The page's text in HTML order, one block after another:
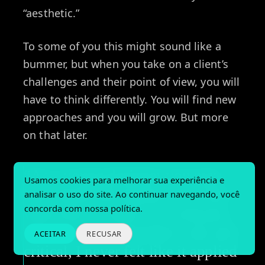
“aesthetic.”
To some of you this might sound like a
bummer, but when you take on a client’s
challenges and their point of view, you will
have to think differently. You will find new
approaches and you will grow. But more
on that later.
“As a young designer you may
have heard this phrase a lot. But
what does it mean? As someone
who is pretty empathetic and self-
critical, I never felt like it applied
Usamos cookies para melhorar sua experiência e
analisar o uso do site. Ao continuar navegando, você
concorda com nossa política.
ACEITAR RECUSAR